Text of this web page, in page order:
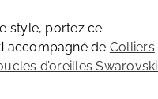
style, portez ce
accompagné de Colliers
d’oreilles Swarovski